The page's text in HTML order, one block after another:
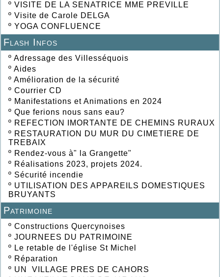
º VISITE DE LA SENATRICE MME PREVILLE
º Visite de Carole DELGA
º YOGA CONFLUENCE
Flash Infos
º Adressage des Villesséquois
º Aides
º Amélioration de la sécurité
º Courrier CD
º Manifestations et Animations en 2024
º Que ferions nous sans eau?
º REFECTION IMORTANTE DE CHEMINS RURAUX
º RESTAURATION DU MUR DU CIMETIERE DE
TREBAIX
º Rendez-vous à" la Grangette"
º Réalisations 2023, projets 2024.
º Sécurité incendie
º UTILISATION DES APPAREILS DOMESTIQUES
BRUYANTS
Patrimoine
º Constructions Quercynoises
º JOURNEES DU PATRIMOINE
º Le retable de l'église St Michel
º Réparation
º UN VILLAGE PRES DE CAHORS